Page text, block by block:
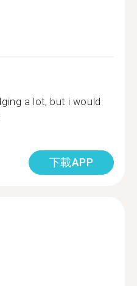
a lot, but i would
下載APP